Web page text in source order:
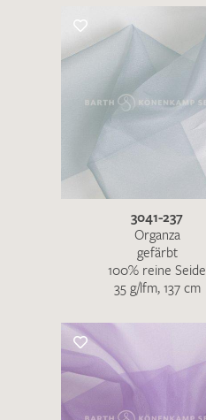
3041-237
Organza
gefärbt
100% reine Seide
35 g/lfm, 137 cm